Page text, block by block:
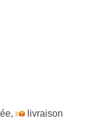
,
livraison